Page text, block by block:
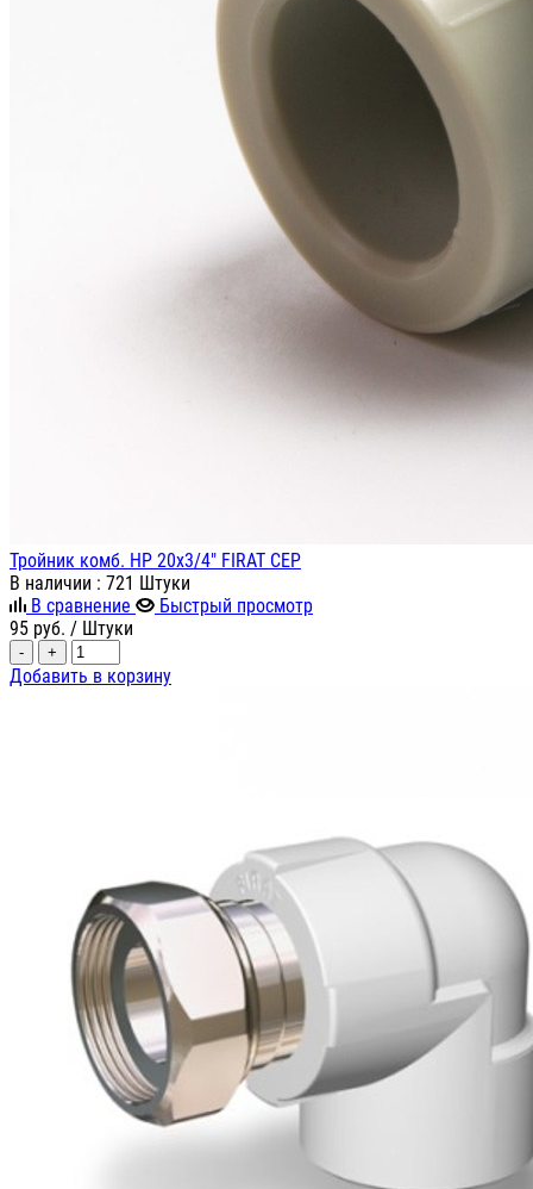
Тройник комб. НР 20х3/4" FIRAT СЕР
В наличии : 721 Штуки
В сравнение
Быстрый просмотр
95 руб. / Штуки
- +
Добавить в корзину